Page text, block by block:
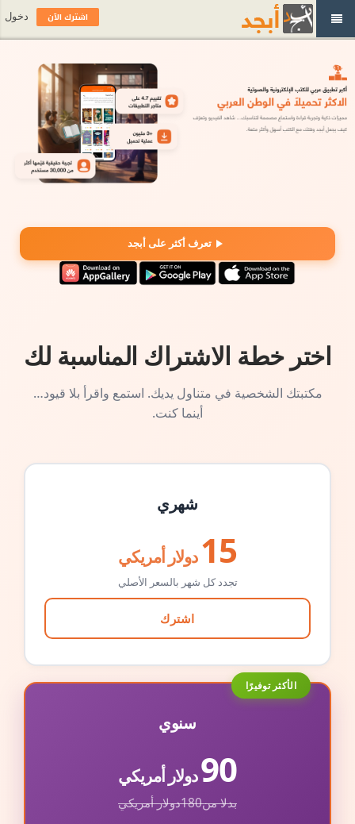
تعرف أكثر على أبجد
اختر خطة الاشتراك المناسبة لك
مكتبتك الشخصية في متناول يديك. استمع واقرأ بلا قيود…
أينما كنت.
شهري
15 دولار أمريكي
تجدد كل شهر بالسعر الأصلي
اشترك
الأكثر توفيرًا
سنوي
90دولار أمريكي
بدلا من180دولار أمريكي
اشترك الآن دخول